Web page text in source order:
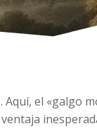
el «galgo